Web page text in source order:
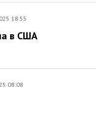
18:55
в США
08:08